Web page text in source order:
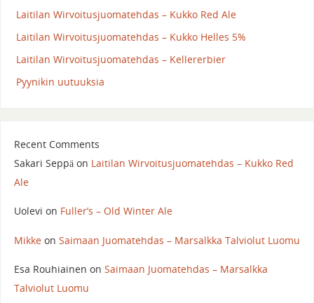
Laitilan Wirvoitusjuomatehdas – Kukko Red Ale
Laitilan Wirvoitusjuomatehdas – Kukko Helles 5%
Laitilan Wirvoitusjuomatehdas – Kellererbier
Pyynikin uutuuksia
Recent Comments
Sakari Seppäon Laitilan Wirvoitusjuomatehdas – Kukko Red
Ale
Uolevi on Fuller’s – Old Winter Ale
Mikkeon Saimaan Juomatehdas – Marsalkka Talviolut Luomu
Esa Rouhiainen on Saimaan Juomatehdas – Marsalkka
Talviolut Luomu